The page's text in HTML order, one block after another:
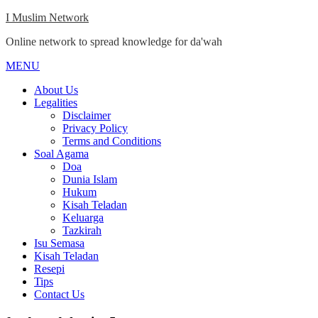
Skip
content
I Muslim Network
Online network to spread knowledge for da'wah
MENU
Menu
About Us
Legalities
Disclaimer
Privacy Policy
Terms and Conditions
Soal Agama
Doa
Dunia Islam
Hukum
Kisah Teladan
Keluarga
Tazkirah
Isu Semasa
Kisah Teladan
Resepi
Tips
Contact Us